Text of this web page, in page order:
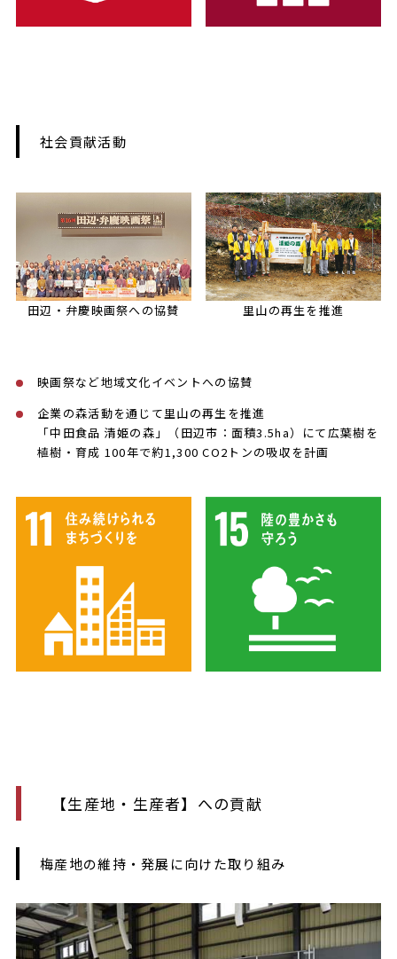
社会貢献活動
田辺・弁慶映画祭への協賛 里山の再生を推進
映画祭など地域文化イベントへの協賛
企業の森活動を通じて里山の再生を推進
「中田食品 清姫の森」（田辺市：面積3.5ha）にて広葉樹を
植樹・育成 100年で約1,300 CO2トンの吸収を計画
【生産地・生産者】への貢献
梅産地の維持・発展に向けた取り組み